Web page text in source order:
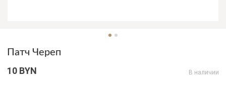
Патч Череп
10 BYN В наличии